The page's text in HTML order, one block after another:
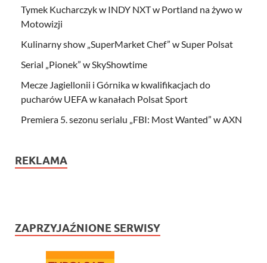
Tymek Kucharczyk w INDY NXT w Portland na żywo w
Motowizji
Kulinarny show „SuperMarket Chef” w Super Polsat
Serial „Pionek” w SkyShowtime
Mecze Jagiellonii i Górnika w kwalifikacjach do
pucharów UEFA w kanałach Polsat Sport
Premiera 5. sezonu serialu „FBI: Most Wanted” w AXN
REKLAMA
ZAPRZYJAŹNIONE SERWISY